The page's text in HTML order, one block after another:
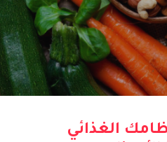
الغذائي